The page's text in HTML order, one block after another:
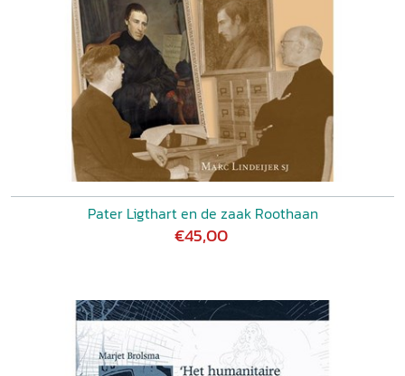
Pater Ligthart en de zaak Roothaan
€45,00